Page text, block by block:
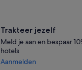
Trakteer jezelf
Meld je aan en bespaar
hotels
Aanmelden